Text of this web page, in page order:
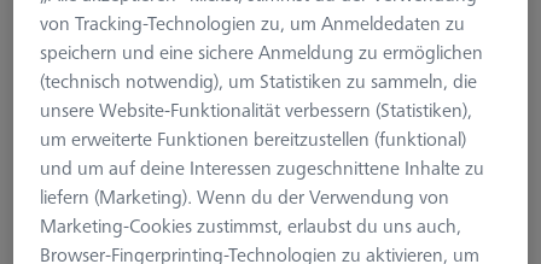
von Tracking-Technologien zu, um Anmeldedaten zu
speichern und eine sichere Anmeldung zu ermöglichen
(technisch notwendig), um Statistiken zu sammeln, die
unsere Website-Funktionalität verbessern (Statistiken),
um erweiterte Funktionen bereitzustellen (funktional)
und um auf deine Interessen zugeschnittene Inhalte zu
liefern (Marketing). Wenn du der Verwendung von
Marketing-Cookies zustimmst, erlaubst du uns auch,
Browser-Fingerprinting-Technologien zu aktivieren, um